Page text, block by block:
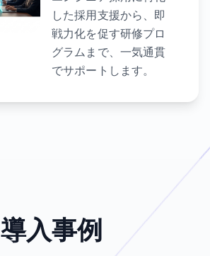
した採用支援から、即
戦力化を促す研修プロ
グラムまで、一気通貫
でサポートします。
導入事例